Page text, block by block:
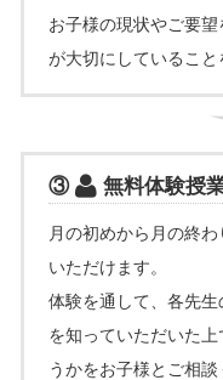
お子様の現状やご要
が大切にしていること
③ 無料体験授
月の初めから月の終
いただけます。
体験を通して、各先
を知っていただいた
うかをお子様とご相談